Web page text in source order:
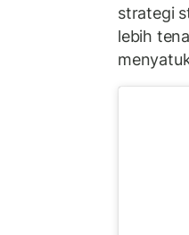
strategi
lebih